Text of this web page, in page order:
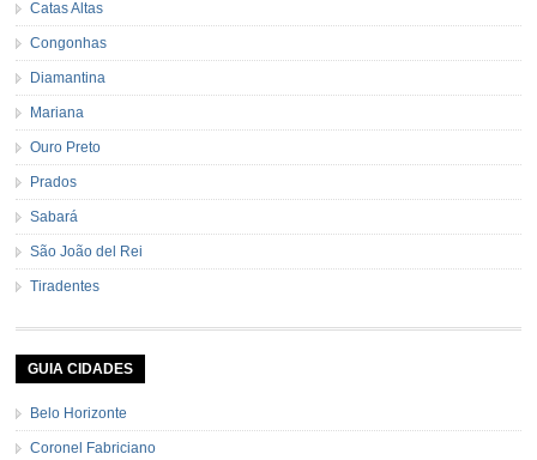
Catas Altas
Congonhas
Diamantina
Mariana
Ouro Preto
Prados
Sabará
São João del Rei
Tiradentes
GUIA CIDADES
Belo Horizonte
Coronel Fabriciano